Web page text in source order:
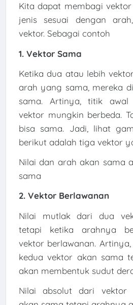
Kita dapat membagi
jenis sesuai dengan
vektor. Sebagai contoh
1. Vektor Sama
Ketika dua atau lebih
arah yang sama, mereka
sama. Artinya, titik
vektor mungkin berbeda.
bisa sama. Jadi, lihat
berikut adalah tiga vektor
Nilai dan arah akan sama
sama
2. Vektor Berlawanan
Nilai mutlak dari dua
tetapi ketika arahnya
vektor berlawanan.
kedua vektor akan sama
akan membentuk sudut
Nilai absolut dari vektor